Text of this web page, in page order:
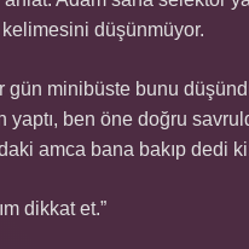
kelimesini düşünmüyor.
gün minibüste bunu
yaptı, ben öne doğru
amca bana bakıp dedi
dikkat et.”